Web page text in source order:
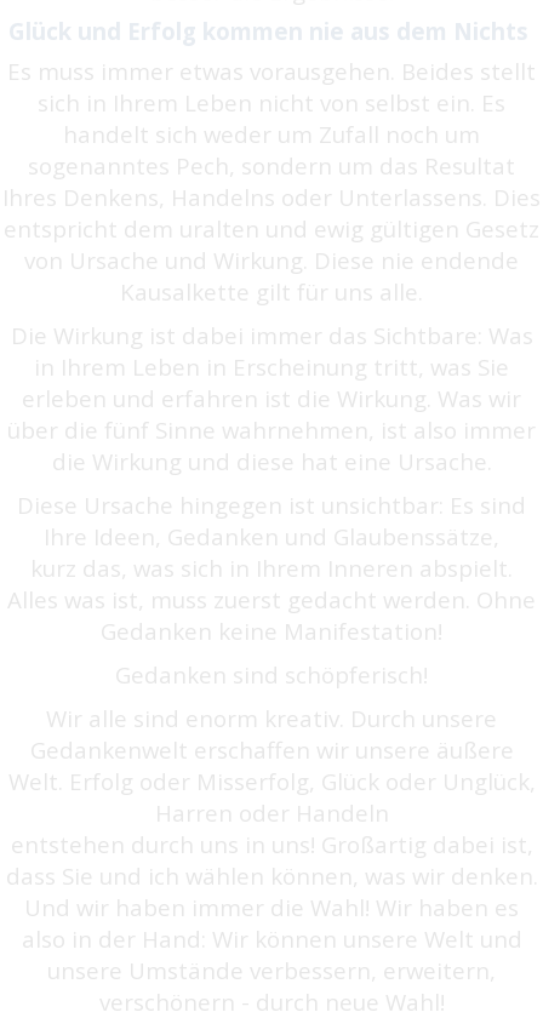
Glück und Erfolg kommen nie aus dem Nichts
Es muss immer etwas vorausgehen. Beides stellt
sich in Ihrem Leben nicht von selbst ein. Es
handelt sich weder um Zufall noch um
sogenanntes Pech, sondern um das Resultat
Ihres Denkens, Handelns oder Unterlassens. Dies
entspricht dem uralten und ewig gültigen Gesetz
von Ursache und Wirkung. Diese nie endende
Kausalkette gilt für uns alle.
Die Wirkung ist dabei immer das Sichtbare: Was
in Ihrem Leben in Erscheinung tritt, was Sie
erleben und erfahren ist die Wirkung. Was wir
über die fünf Sinne wahrnehmen, ist also immer
die Wirkung und diese hat eine Ursache.
Diese Ursache hingegen ist unsichtbar: Es sind
Ihre Ideen, Gedanken und Glaubenssätze,
kurz das, was sich in Ihrem Inneren abspielt.
Alles was ist, muss zuerst gedacht werden. Ohne
Gedanken keine Manifestation!
Gedanken sind schöpferisch!
Wir alle sind enorm kreativ. Durch unsere
Gedankenwelt erschaffen wir unsere äußere
Welt. Erfolg oder Misserfolg, Glück oder Unglück,
Harren oder Handeln
entstehen durch uns in uns! Großartig dabei ist,
dass Sie und ich wählen können, was wir denken.
Und wir haben immer die Wahl! Wir haben es
also in der Hand: Wir können unsere Welt und
unsere Umstände verbessern, erweitern,
verschönern - durch neue Wahl!